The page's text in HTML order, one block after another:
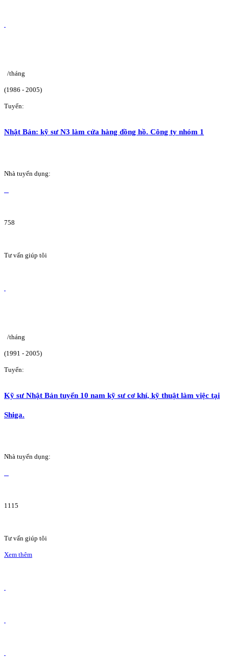
/tháng
(1986 - 2005)
Tuyển:
Nhật Bản: kỹ sư N3 làm cửa hàng đồng hồ. Công ty nhóm 1
Nhà tuyển dụng:
758
Tư vấn giúp tôi
/tháng
(1991 - 2005)
Tuyển:
Kỹ sư Nhật Bản tuyển 10 nam kỹ sư cơ khí, kỹ thuật làm việc tại
Shiga.
Nhà tuyển dụng:
1115
Tư vấn giúp tôi
Xem thêm